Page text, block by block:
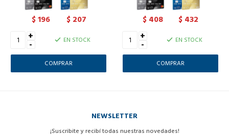
$196 $ 207
+
- EN STOCK
$ 408 $ 432
+
- EN STOCK
NEWSLETTER
¡Suscribite y recibí todas nuestras novedades!